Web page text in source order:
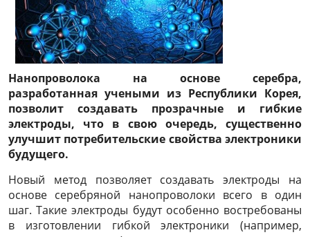
Нанопроволока на основе серебра,
разработанная учеными из Республики Корея,
позволит создавать прозрачные и гибкие
электроды, что в свою очередь, существенно
улучшит потребительские свойства электроники
будущего.
Новый метод позволяет создавать электроды на
основе серебряной нанопроволоки всего в один
шаг. Такие электроды будут особенно востребованы
в изготовлении гибкой электроники (например,